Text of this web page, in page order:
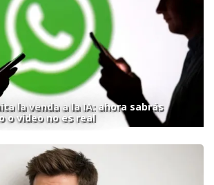
la venda a la IA: ahora sabrás
o video no es real